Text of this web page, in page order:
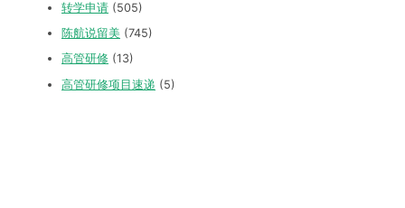
转学申请 (505)
陈航说留美 (745)
高管研修 (13)
高管研修项目速递 (5)